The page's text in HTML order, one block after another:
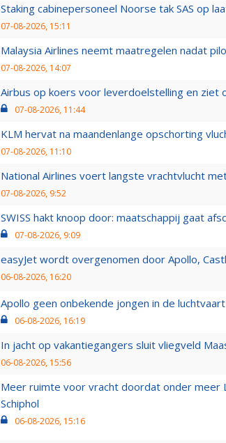
Staking cabinepersoneel Noorse tak SAS op
07-08-2026, 15:11
Malaysia Airlines neemt maatregelen nadat
07-08-2026, 14:07
Airbus op koers voor leverdoelstelling en
07-08-2026, 11:44
KLM hervat na maandenlange opschorting
07-08-2026, 11:10
National Airlines voert langste vrachtvlucht
07-08-2026, 9:52
SWISS hakt knoop door: maatschappij gaat
07-08-2026, 9:09
easyJet wordt overgenomen door Apollo,
06-08-2026, 16:20
Apollo geen onbekende jongen in de luchtvaart
06-08-2026, 16:19
In jacht op vakantiegangers sluit vliegveld
06-08-2026, 15:56
Meer ruimte voor vracht doordat onder meer
Schiphol
06-08-2026, 15:16